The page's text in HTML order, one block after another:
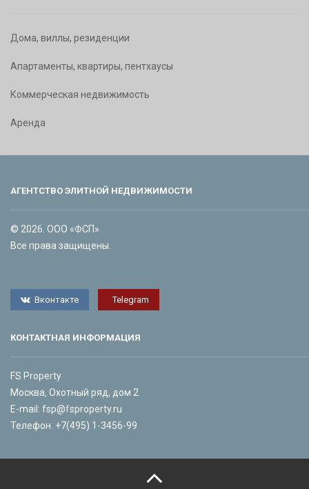
Дома, виллы, резиденции
Апартаменты, квартиры, пентхаусы
Коммерческая недвижимость
Аренда
АГЕНТСТВО ЭЛИТНОЙ НЕДВИЖИМОСТИ
© 2026. ООО «ФСП».
Все права защищены.
Вконтакте Telegram
КОНТАКТНАЯ ИНФОРМАЦИЯ
FS Property
Москва, Охотный ряд, дом 2
E-mail: fsp@fsproperty.ru
Телефон: +7(495) 1-3456-99